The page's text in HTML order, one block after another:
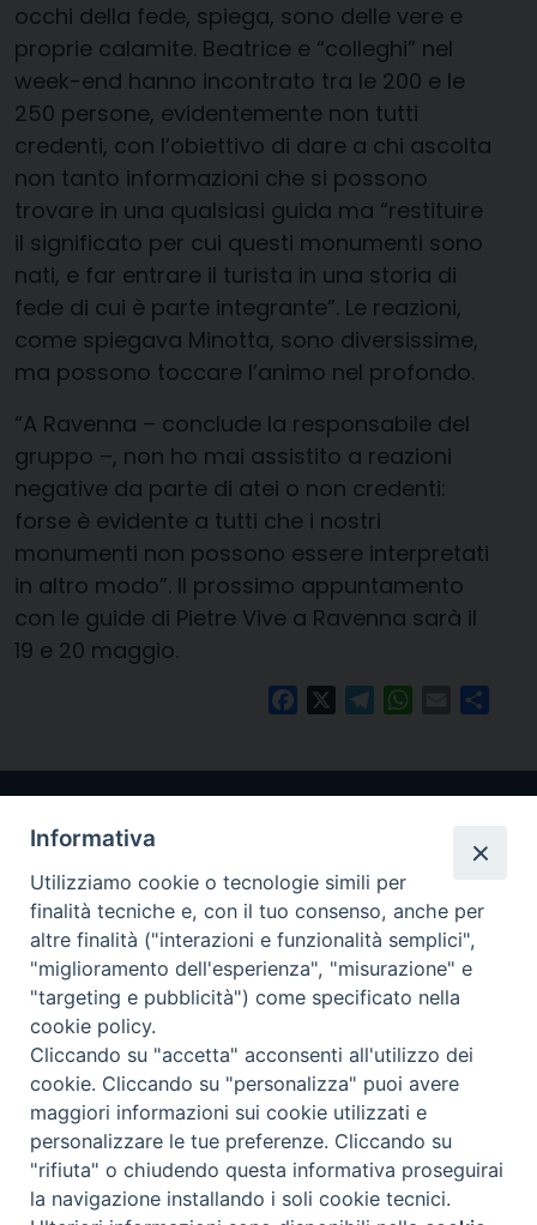
occhi della fede, spiega, sono delle vere e
proprie calamite. Beatrice e “colleghi” nel
week-end hanno incontrato tra le 200 e le
250 persone, evidentemente non tutti
credenti, con l’obiettivo di dare a chi ascolta
non tanto informazioni che si possono
trovare in una qualsiasi guida ma “restituire
il significato per cui questi monumenti sono
nati, e far entrare il turista in una storia di
fede di cui è parte integrante”. Le reazioni,
come spiegava Minotta, sono diversissime,
ma possono toccare l’animo nel profondo.
“A Ravenna – conclude la responsabile del
gruppo –, non ho mai assistito a reazioni
negative da parte di atei o non credenti:
forse è evidente a tutti che i nostri
monumenti non possono essere interpretati
in altro modo”. Il prossimo appuntamento
con le guide di Pietre Vive a Ravenna sarà il
19 e 20 maggio.
FacebookTelegramWhatsApp
Email
Arcidiocesi di Ravenna-Cervia
CONTATTI
Piazza Arcivescovado, 1 48121- Ravenna
tel 0544.541655
curia@diocesiravennacervia.it
Per segnalazioni tecniche e aggiornamenti:
Informativa
Utilizziamo cookie o tecnologie simili per
finalità tecniche e, con il tuo consenso, anche per
altre finalità ("interazioni e funzionalità semplici",
"miglioramento dell'esperienza", "misurazione" e
"targeting e pubblicità") come specificato nella
cookie policy.
Cliccando su "accetta" acconsenti all'utilizzo dei
cookie. Cliccando su "personalizza" puoi avere
maggiori informazioni sui cookie utilizzati e
personalizzare le tue preferenze. Cliccando su
"rifiuta" o chiudendo questa informativa proseguirai
la navigazione installando i soli cookie tecnici.